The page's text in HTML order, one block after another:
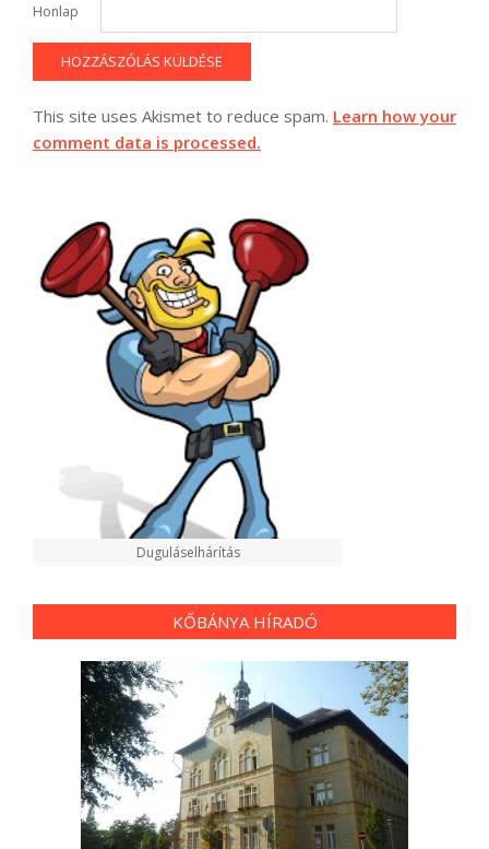
Honlap
This site uses Akismet to reduce spam. Learn how your
comment data is processed.
Duguláselhárítás
KŐBÁNYA HÍRADÓ